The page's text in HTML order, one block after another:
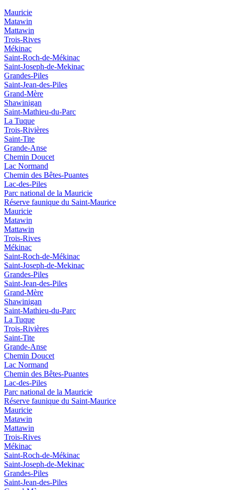
Mauricie
Matawin
Mattawin
Trois-Rives
Mékinac
Saint-Roch-de-Mékinac
Saint-Joseph-de-Mekinac
Grandes-Piles
Saint-Jean-des-Piles
Grand-Mère
Shawinigan
Saint-Mathieu-du-Parc
La Tuque
Trois-Rivières
Saint-Tite
Grande-Anse
Chemin Doucet
Lac Normand
Chemin des Bêtes-Puantes
Lac-des-Piles
Parc national de la Mauricie
Réserve faunique du Saint‑Maurice
Mauricie
Matawin
Mattawin
Trois-Rives
Mékinac
Saint-Roch-de-Mékinac
Saint-Joseph-de-Mekinac
Grandes-Piles
Saint-Jean-des-Piles
Grand-Mère
Shawinigan
Saint-Mathieu-du-Parc
La Tuque
Trois-Rivières
Saint-Tite
Grande-Anse
Chemin Doucet
Lac Normand
Chemin des Bêtes-Puantes
Lac-des-Piles
Parc national de la Mauricie
Réserve faunique du Saint‑Maurice
Mauricie
Matawin
Mattawin
Trois-Rives
Mékinac
Saint-Roch-de-Mékinac
Saint-Joseph-de-Mekinac
Grandes-Piles
Saint-Jean-des-Piles